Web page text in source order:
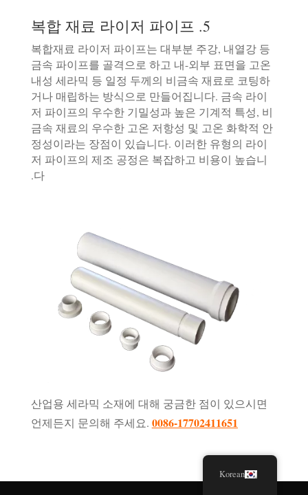
5. 복합 재료 라이저 파이프
복합재료 라이저 파이프는 대부분 주강, 내열강 등
금속 파이프를 골격으로 하고 내-외부 표면을 고온
내성 세라믹 등 일정 두께의 비금속 재료로 코팅하
거나 매립하는 방식으로 만들어집니다. 금속 라이
저 파이프의 우수한 기밀성과 높은 기계적 특성, 비
금속 재료의 우수한 고온 저항성 및 고온 화학적 안
정성이라는 장점이 있습니다. 이러한 유형의 라이
저 파이프의 제조 공정은 복잡하고 비용이 높습니
다.
산업용 세라믹 소재에 대해 궁금한 점이 있으시면
언제든지 문의해 주세요. 0086-17702411651
Korean